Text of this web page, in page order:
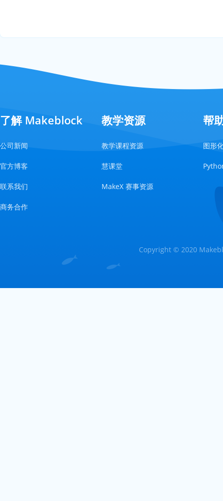
了解 Makeblock
公司新闻
官方博客
联系我们
商务合作
教学资源
教学课程资源
慧课堂
MakeX 赛事资源
帮
图形
Copyright © 2020